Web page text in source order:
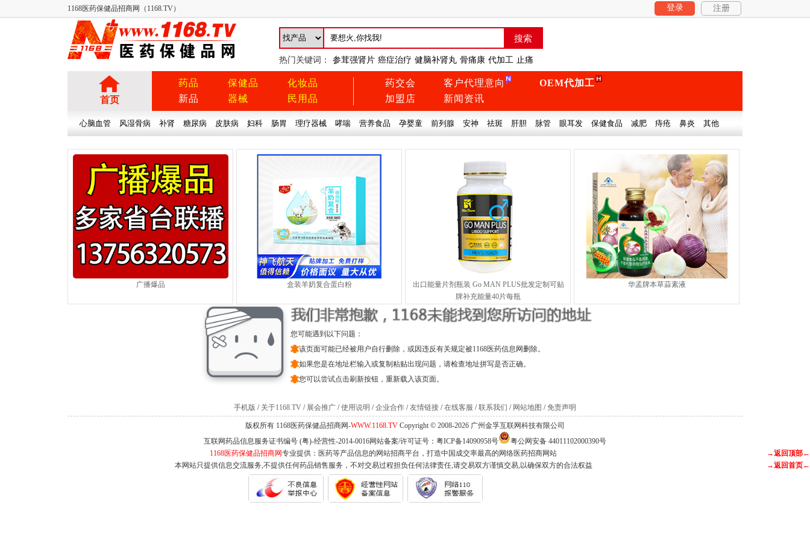
1168医药保健品招商网（1168.TV） 登录 注册
热门关键词： 参茸强肾片 癌症治疗 健脑补肾丸 骨痛康 代加工 止痛
首页
药品
新品
保健品
器械
化妆品
民用品
药交会
加盟店
客户代理意向
新闻资讯
OEM代加工
心脑血管 风湿骨病 补肾 糖尿病 皮肤病 妇科 肠胃 理疗器械 哮喘 营养食品 孕婴童 前列腺 安神 祛斑 肝胆 脉管 眼耳发 保健食品 减肥 痔疮 鼻炎 其他
广播爆品 盒装羊奶复合蛋白粉
出口能量片剂瓶装 Go MAN PLUS批发定制可贴
牌补充能量40片每瓶
华孟牌本草蒜素液
您可能遇到以下问题：
该页面可能已经被用户自行删除，或因违反有关规定被1168医药信息网删除。
如果您是在地址栏输入或复制粘贴出现问题，请检查地址拼写是否正确。
您可以尝试点击刷新按钮，重新载入该页面。
手机版 / 关于1168.TV / 展会推广 /使用说明 /企业合作 /友情链接 /在线客服 /联系我们 / 网站地图 /免责声明
版权所有 1168医药保健品招商网-WWW.1168.TV Copyright © 2008-2026 广州金孚互联网科技有限公司
互联网药品信息服务证书编号 (粤)-经营性-2014-0016网站备案/许可证号： 粤ICP备14090958号
粤公网安备 44011102000390号
1168医药保健品招商网专业提供：医药等产品信息的网站招商平台，打造中国成交率最高的网络医药招商网站
→返回顶部←
本网站只提供信息交流服务,不提供任何药品销售服务，不对交易过程担负任何法律责任,请交易双方谨慎交易,以确保双方的合法权益
→返回首页←